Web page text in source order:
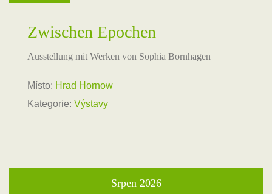
Zwischen Epochen
Ausstellung mit Werken von Sophia Bornhagen
Místo: Hrad Hornow
Kategorie: Výstavy
Srpen 2026